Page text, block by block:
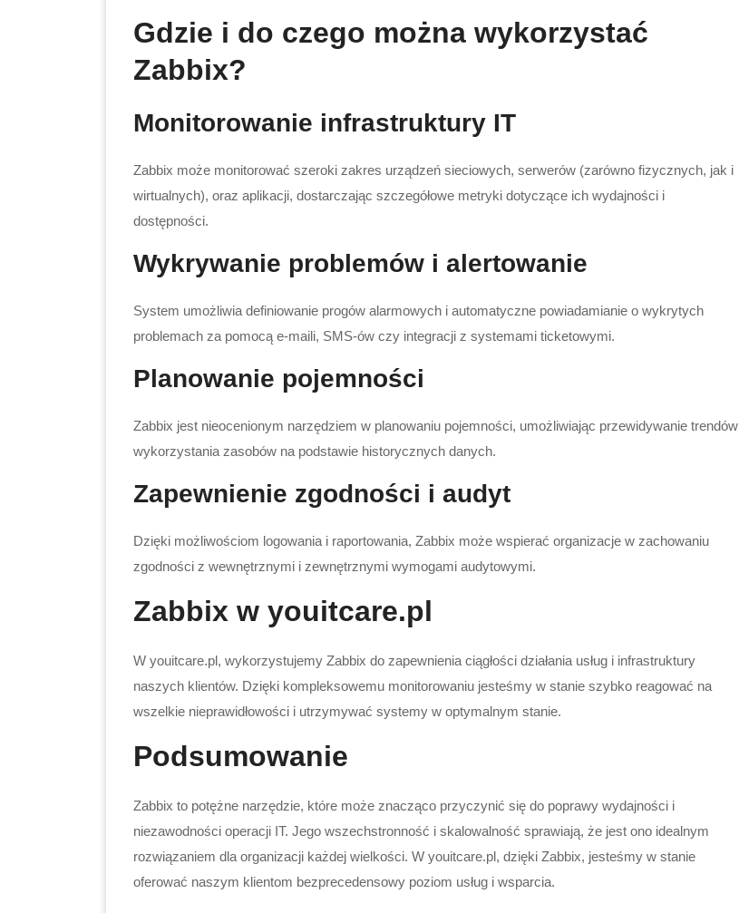
Gdzie i do czego można wykorzystać
Zabbix?
Monitorowanie infrastruktury IT
Zabbix może monitorować szeroki zakres urządzeń sieciowych, serwerów (zarówno fizycznych, jak i
wirtualnych), oraz aplikacji, dostarczając szczegółowe metryki dotyczące ich wydajności i
dostępności.
Wykrywanie problemów i alertowanie
System umożliwia definiowanie progów alarmowych i automatyczne powiadamianie o wykrytych
problemach za pomocą e-maili, SMS-ów czy integracji z systemami ticketowymi.
Planowanie pojemności
Zabbix jest nieocenionym narzędziem w planowaniu pojemności, umożliwiając przewidywanie trendów
wykorzystania zasobów na podstawie historycznych danych.
Zapewnienie zgodności i audyt
Dzięki możliwościom logowania i raportowania, Zabbix może wspierać organizacje w zachowaniu
zgodności z wewnętrznymi i zewnętrznymi wymogami audytowymi.
Zabbix w youitcare.pl
W youitcare.pl, wykorzystujemy Zabbix do zapewnienia ciągłości działania usług i infrastruktury
naszych klientów. Dzięki kompleksowemu monitorowaniu jesteśmy w stanie szybko reagować na
wszelkie nieprawidłowości i utrzymywać systemy w optymalnym stanie.
Podsumowanie
Zabbix to potężne narzędzie, które może znacząco przyczynić się do poprawy wydajności i
niezawodności operacji IT. Jego wszechstronność i skalowalność sprawiają, że jest ono idealnym
rozwiązaniem dla organizacji każdej wielkości. W youitcare.pl, dzięki Zabbix, jesteśmy w stanie
oferować naszym klientom bezprecedensowy poziom usług i wsparcia.